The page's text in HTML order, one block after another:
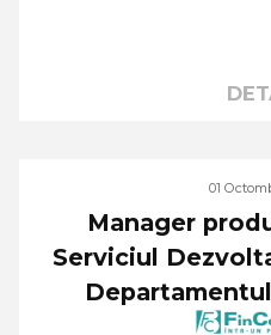
01
Manager
Serviciul